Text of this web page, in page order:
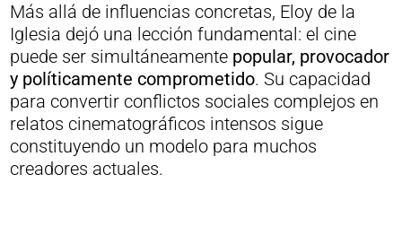
Más allá de influencias concretas, Eloy de la
Iglesia dejó una lección fundamental: el cine
puede ser simultáneamente popular, provocador
y políticamente comprometido. Su capacidad
para convertir conflictos sociales complejos en
relatos cinematográficos intensos sigue
constituyendo un modelo para muchos
creadores actuales.